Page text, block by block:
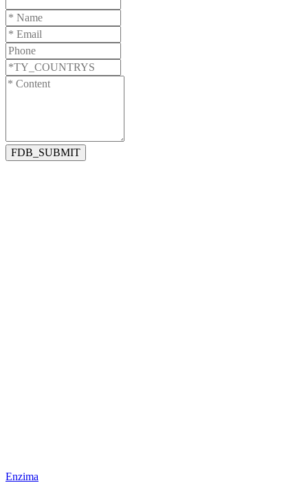
FDB_SUBMIT
Enzima